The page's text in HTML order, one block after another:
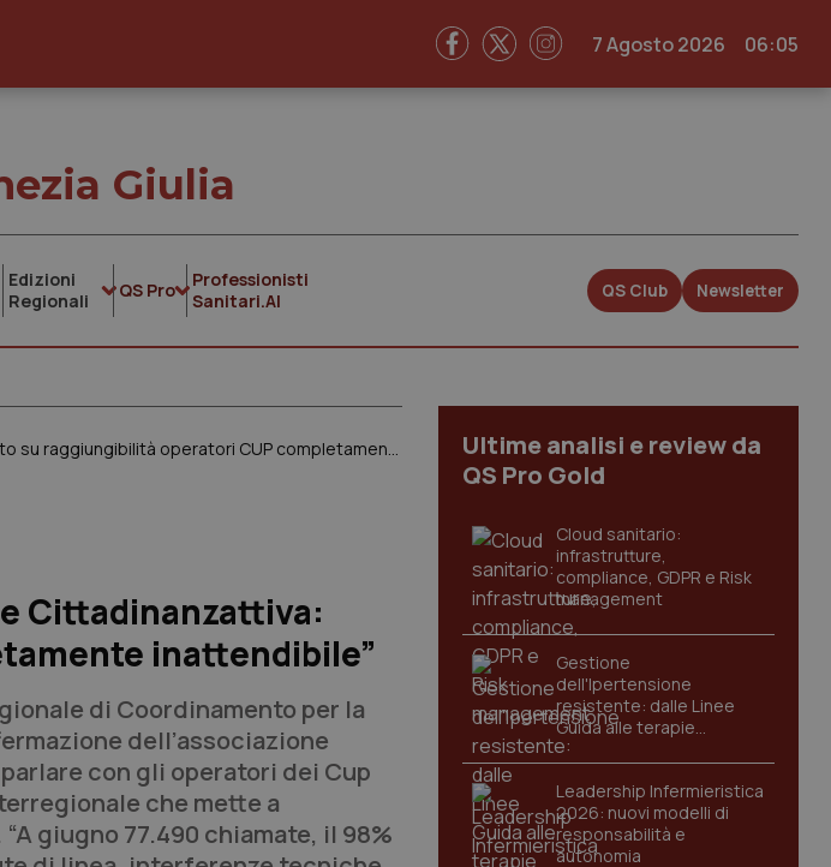
7 Agosto 2026 06:05
Giulia
Edizioni
Regionali
QS Pro
Professionisti
Sanitari.AI
QS Club Newsletter
Liste d’attesa. Polimeni (Arcs FVG) su indagine Cittadinanzattiva: “Dato su raggiungibilità operatori CUP completamente inattendibile”
Cittadinanzattiva:
inattendibile”
di Coordinamento per la
dell’associazione
con gli operatori dei Cup
che mette a
giugno 77.490 chiamate, il 98%
Ultime analisi e review da
QS Pro Gold
Cloud sanitario:
infrastrutture,
compliance, GDPR e Risk
management
Gestione
dell'Ipertensione
resistente: dalle Linee
Guida alle terapie
innovative
Leadership Infermieristica
2026: nuovi modelli di
responsabilità e
autonomia